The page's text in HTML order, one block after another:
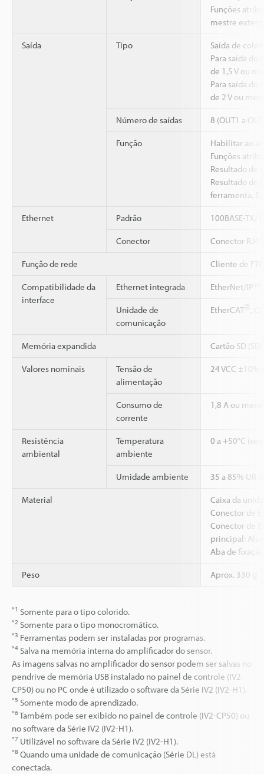
Funções
mestre
Saída Tipo
Saída de
Para saída do
de 1,5 V ou
Para saída do
de 2 V ou
Número de saídas 8 (OUT1 a
Função
Habilitar ao
Funções
Resultado de
Resultado de
ferramenta,
Ethernet Padrão 100BASE-TX/
Conector Conector
Função de rede Cliente de
Compatibilidade da
interface
Ethernet integrada EtherNet/IP™,
Unidade de
comunicação
EtherCATⓇ
Memória expandida Cartão SD
Valores nominais
Tensão de
alimentação
24 VCC
Consumo de
corrente
1,8 A ou
Resistência
ambiental
Temperatura
ambiente
0 a +50°C
Umidade ambiente 35 a 85% UR
Material
Caixa da
Conector de
Conector de
principal:
Aba de
Peso Aprox. 330 g
*1 Somente para o tipo colorido.
*2 Somente para o tipo monocromático.
*3 Ferramentas podem ser instaladas por programas.
*4 Salva na memória interna do amplificador do sensor.
As imagens salvas no amplificador do sensor podem ser salvas no
pendrive de memória USB instalado no painel de controle (IV2-
CP50) ou no PC onde é utilizado o software da Série IV2 (IV2-H1).
*5 Somente modo de aprendizado.
*6Também pode ser exibido no painel de controle (IV2-CP50) ou
no software da Série IV2 (IV2-H1).
*7 Utilizável no software da Série IV2 (IV2-H1).
*8 Quando uma unidade de comunicação (Série DL) está
conectada.